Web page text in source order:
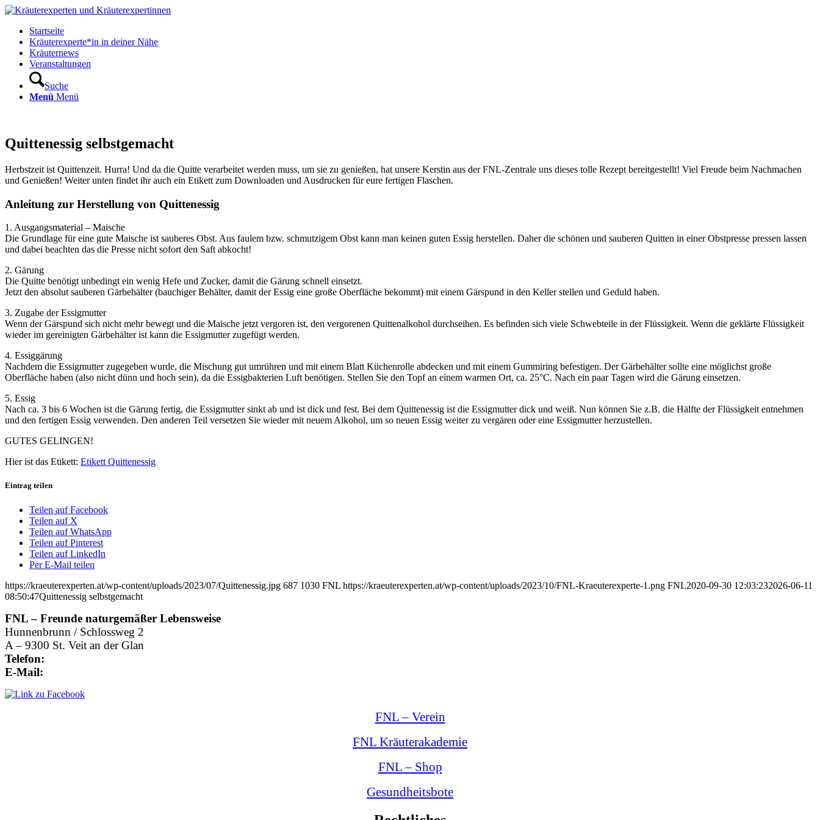
Startseite
Kräuterexperte*in in deiner Nähe
Kräuternews
Veranstaltungen
Suche
Menü Menü
Quittenessig selbstgemacht
Herbstzeit ist Quittenzeit. Hurra! Und da die Quitte verarbeitet werden muss, um sie zu genießen, hat unsere Kerstin aus der FNL-Zentrale uns dieses tolle Rezept bereitgestellt! Viel Freude beim Nachmachen
und Genießen! Weiter unten findet ihr auch ein Etikett zum Downloaden und Ausdrucken für eure fertigen Flaschen.
Anleitung zur Herstellung von Quittenessig
1. Ausgangsmaterial – Maische
Die Grundlage für eine gute Maische ist sauberes Obst. Aus faulem bzw. schmutzigem Obst kann man keinen guten Essig herstellen. Daher die schönen und sauberen Quitten in einer Obstpresse pressen lassen
und dabei beachten das die Presse nicht sofort den Saft abkocht!
2. Gärung
Die Quitte benötigt unbedingt ein wenig Hefe und Zucker, damit die Gärung schnell einsetzt.
Jetzt den absolut sauberen Gärbehälter (bauchiger Behälter, damit der Essig eine große Oberfläche bekommt) mit einem Gärspund in den Keller stellen und Geduld haben.
3. Zugabe der Essigmutter
Wenn der Gärspund sich nicht mehr bewegt und die Maische jetzt vergoren ist, den vergorenen Quittenalkohol durchseihen. Es befinden sich viele Schwebteile in der Flüssigkeit. Wenn die geklärte Flüssigkeit
wieder im gereinigten Gärbehälter ist kann die Essigmutter zugefügt werden.
4. Essiggärung
Nachdem die Essigmutter zugegeben wurde, die Mischung gut umrühren und mit einem Blatt Küchenrolle abdecken und mit einem Gummiring befestigen. Der Gärbehälter sollte eine möglichst große
Oberfläche haben (also nicht dünn und hoch sein), da die Essigbakterien Luft benötigen. Stellen Sie den Topf an einem warmen Ort, ca. 25°C. Nach ein paar Tagen wird die Gärung einsetzen.
5. Essig
Nach ca. 3 bis 6 Wochen ist die Gärung fertig, die Essigmutter sinkt ab und ist dick und fest. Bei dem Quittenessig ist die Essigmutter dick und weiß. Nun können Sie z.B. die Hälfte der Flüssigkeit entnehmen
und den fertigen Essig verwenden. Den anderen Teil versetzen Sie wieder mit neuem Alkohol, um so neuen Essig weiter zu vergären oder eine Essigmutter herzustellen.
GUTES GELINGEN!
Hier ist das Etikett: Etikett Quittenessig
Eintrag teilen
Teilen auf Facebook
Teilen auf X
Teilen auf WhatsApp
Teilen auf Pinterest
Teilen auf LinkedIn
Per E-Mail teilen
https://kraeuterexperten.at/wp-content/uploads/2023/07/Quittenessig.jpg 687 1030 FNL https://kraeuterexperten.at/wp-content/uploads/2023/10/FNL-Kraeuterexperte-1.png FNL2020-09-30 12:03:232026-06-11
08:50:47Quittenessig selbstgemacht
FNL – Freunde naturgemäßer Lebensweise
Hunnenbrunn / Schlossweg 2
A – 9300 St. Veit an der Glan
Telefon:
E-Mail:
FNL – Verein
FNL Kräuterakademie
FNL – Shop
Gesundheitsbote